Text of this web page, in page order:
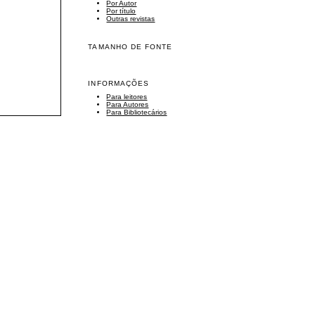
Por Autor
Por título
Outras revistas
TAMANHO DE FONTE
INFORMAÇÕES
Para leitores
Para Autores
Para Bibliotecários